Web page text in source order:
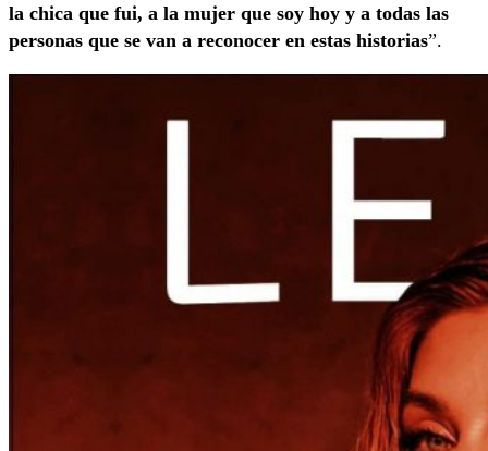
la chica que fui, a la mujer que soy hoy y a todas las
personas que se van a reconocer en estas historias”.